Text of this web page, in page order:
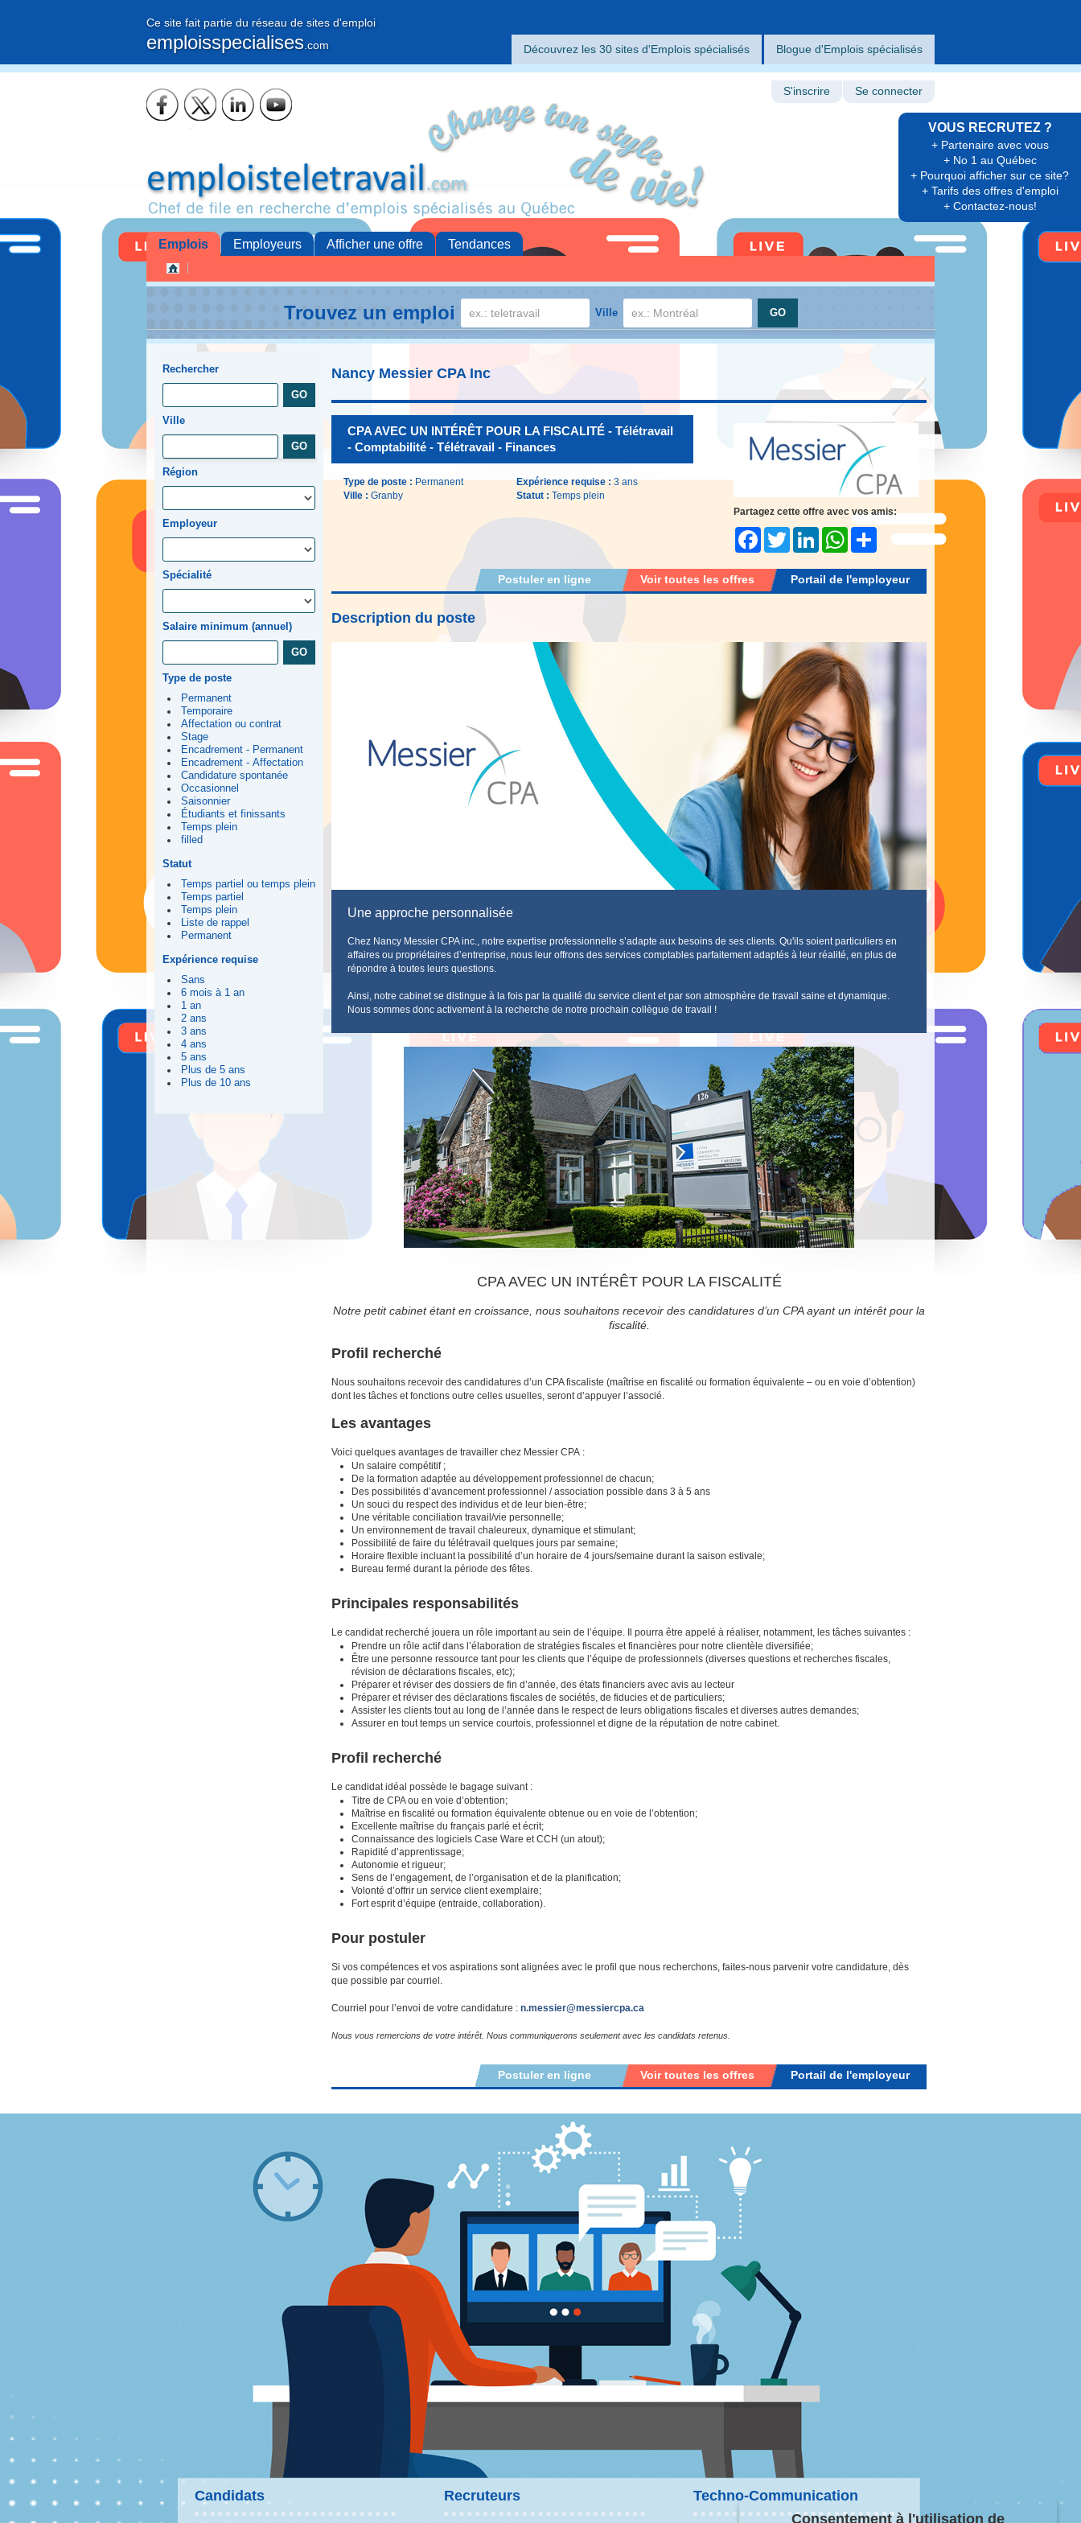
Ce site fait partie du réseau de sites d'emploi
emploisspecialises .com Découvrez les 30 sites d'Emplois spécialisés Blogue d'Emplois spécialisés
VOUS RECRUTEZ ?
+ Partenaire avec vous
+ No 1 au Québec
+ Pourquoi afficher sur ce site?
+ Tarifs des offres d'emploi
+ Contactez-nous!
S'inscrire Se connecter
Emplois Employeurs Afficher une offre Tendances
Trouvez un emploi Ville
Rechercher
Ville
Région
Employeur
Spécialité
Salaire minimum (annuel)
Type de poste
Permanent
Temporaire
Affectation ou contrat
Stage
Encadrement - Permanent
Encadrement - Affectation
Candidature spontanée
Occasionnel
Saisonnier
Étudiants et finissants
Temps plein
filled
Statut
Temps partiel ou temps plein
Temps partiel
Temps plein
Liste de rappel
Permanent
Expérience requise
Sans
6 mois à 1 an
1 an
2 ans
3 ans
4 ans
5 ans
Plus de 5 ans
Plus de 10 ans
Nancy Messier CPA Inc
CPA AVEC UN INTÉRÊT POUR LA FISCALITÉ - Télétravail
- Comptabilité - Télétravail - Finances
Type de poste :Permanent
Ville : Granby
Expérience requise :3 ans
Statut : Temps plein
Partagez cette offre avec vos amis:
FacebookTwitter LinkedIn WhatsAppShare
Portail de l'employeur
Voir toutes les offres
Postuler en ligne
Description du poste
Une approche personnalisée
Chez Nancy Messier CPA inc., notre expertise professionnelle s’adapte aux besoins de ses clients. Qu'ils soient particuliers en
affaires ou propriétaires d’entreprise, nous leur offrons des services comptables parfaitement adaptés à leur réalité, en plus de
répondre à toutes leurs questions.
Ainsi, notre cabinet se distingue à la fois par la qualité du service client et par son atmosphère de travail saine et dynamique.
Nous sommes donc activement à la recherche de notre prochain collègue de travail !
CPA AVEC UN INTÉRÊT POUR LA FISCALITÉ
Notre petit cabinet étant en croissance, nous souhaitons recevoir des candidatures d’un CPA ayant un intérêt pour la
fiscalité.
Profil recherché
Nous souhaitons recevoir des candidatures d’un CPA fiscaliste (maîtrise en fiscalité ou formation équivalente – ou en voie d’obtention)
dont les tâches et fonctions outre celles usuelles, seront d’appuyer l’associé.
Les avantages
Voici quelques avantages de travailler chez Messier CPA :
Un salaire compétitif ;
De la formation adaptée au développement professionnel de chacun;
Des possibilités d’avancement professionnel / association possible dans 3 à 5 ans
Un souci du respect des individus et de leur bien-être;
Une véritable conciliation travail/vie personnelle;
Un environnement de travail chaleureux, dynamique et stimulant;
Possibilité de faire du télétravail quelques jours par semaine;
Horaire flexible incluant la possibilité d’un horaire de 4 jours/semaine durant la saison estivale;
Bureau fermé durant la période des fêtes.
Principales responsabilités
Le candidat recherché jouera un rôle important au sein de l’équipe. Il pourra être appelé à réaliser, notamment, les tâches suivantes :
Prendre un rôle actif dans l’élaboration de stratégies fiscales et financières pour notre clientèle diversifiée;
Être une personne ressource tant pour les clients que l’équipe de professionnels (diverses questions et recherches fiscales,
révision de déclarations fiscales, etc);
Préparer et réviser des dossiers de fin d’année, des états financiers avec avis au lecteur
Préparer et réviser des déclarations fiscales de sociétés, de fiducies et de particuliers;
Assister les clients tout au long de l’année dans le respect de leurs obligations fiscales et diverses autres demandes;
Assurer en tout temps un service courtois, professionnel et digne de la réputation de notre cabinet.
Profil recherché
Le candidat idéal possède le bagage suivant :
Titre de CPA ou en voie d’obtention;
Maîtrise en fiscalité ou formation équivalente obtenue ou en voie de l’obtention;
Excellente maîtrise du français parlé et écrit;
Connaissance des logiciels Case Ware et CCH (un atout);
Rapidité d’apprentissage;
Autonomie et rigueur;
Sens de l’engagement, de l’organisation et de la planification;
Volonté d’offrir un service client exemplaire;
Fort esprit d’équipe (entraide, collaboration).
Pour postuler
Si vos compétences et vos aspirations sont alignées avec le profil que nous recherchons, faites-nous parvenir votre candidature, dès
que possible par courriel.
Courriel pour l’envoi de votre candidature : n.messier@messiercpa.ca
Nous vous remercions de votre intérêt. Nous communiquerons seulement avec les candidats retenus.
Portail de l'employeur
Voir toutes les offres
Postuler en ligne
Candidats Recruteurs
Techno-Communication
Consentement à l'utilisation de